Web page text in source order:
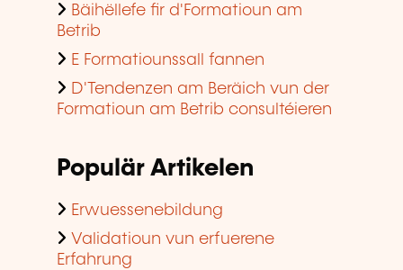
Bäihëllefe fir d'Formatioun am
Betrib
E Formatiounssall fannen
D'Tendenzen am Beräich vun der
Formatioun am Betrib consultéieren
Populär Artikelen
Erwuessenebildung
Validatioun vun erfuerene
Erfahrung